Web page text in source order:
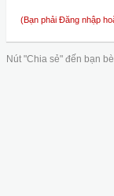
(Bạn phải Đăng nhập
Nút "Chia sẻ" đến bạn